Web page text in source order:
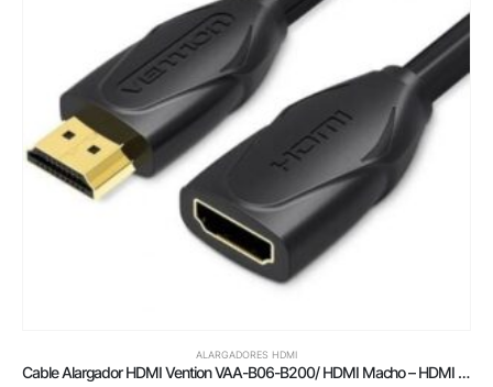
ALARGADORES HDMI
Cable Alargador HDMI Vention VAA-B06-B200/ HDMI Macho – HDMI Hembra/ 2m/ Negro